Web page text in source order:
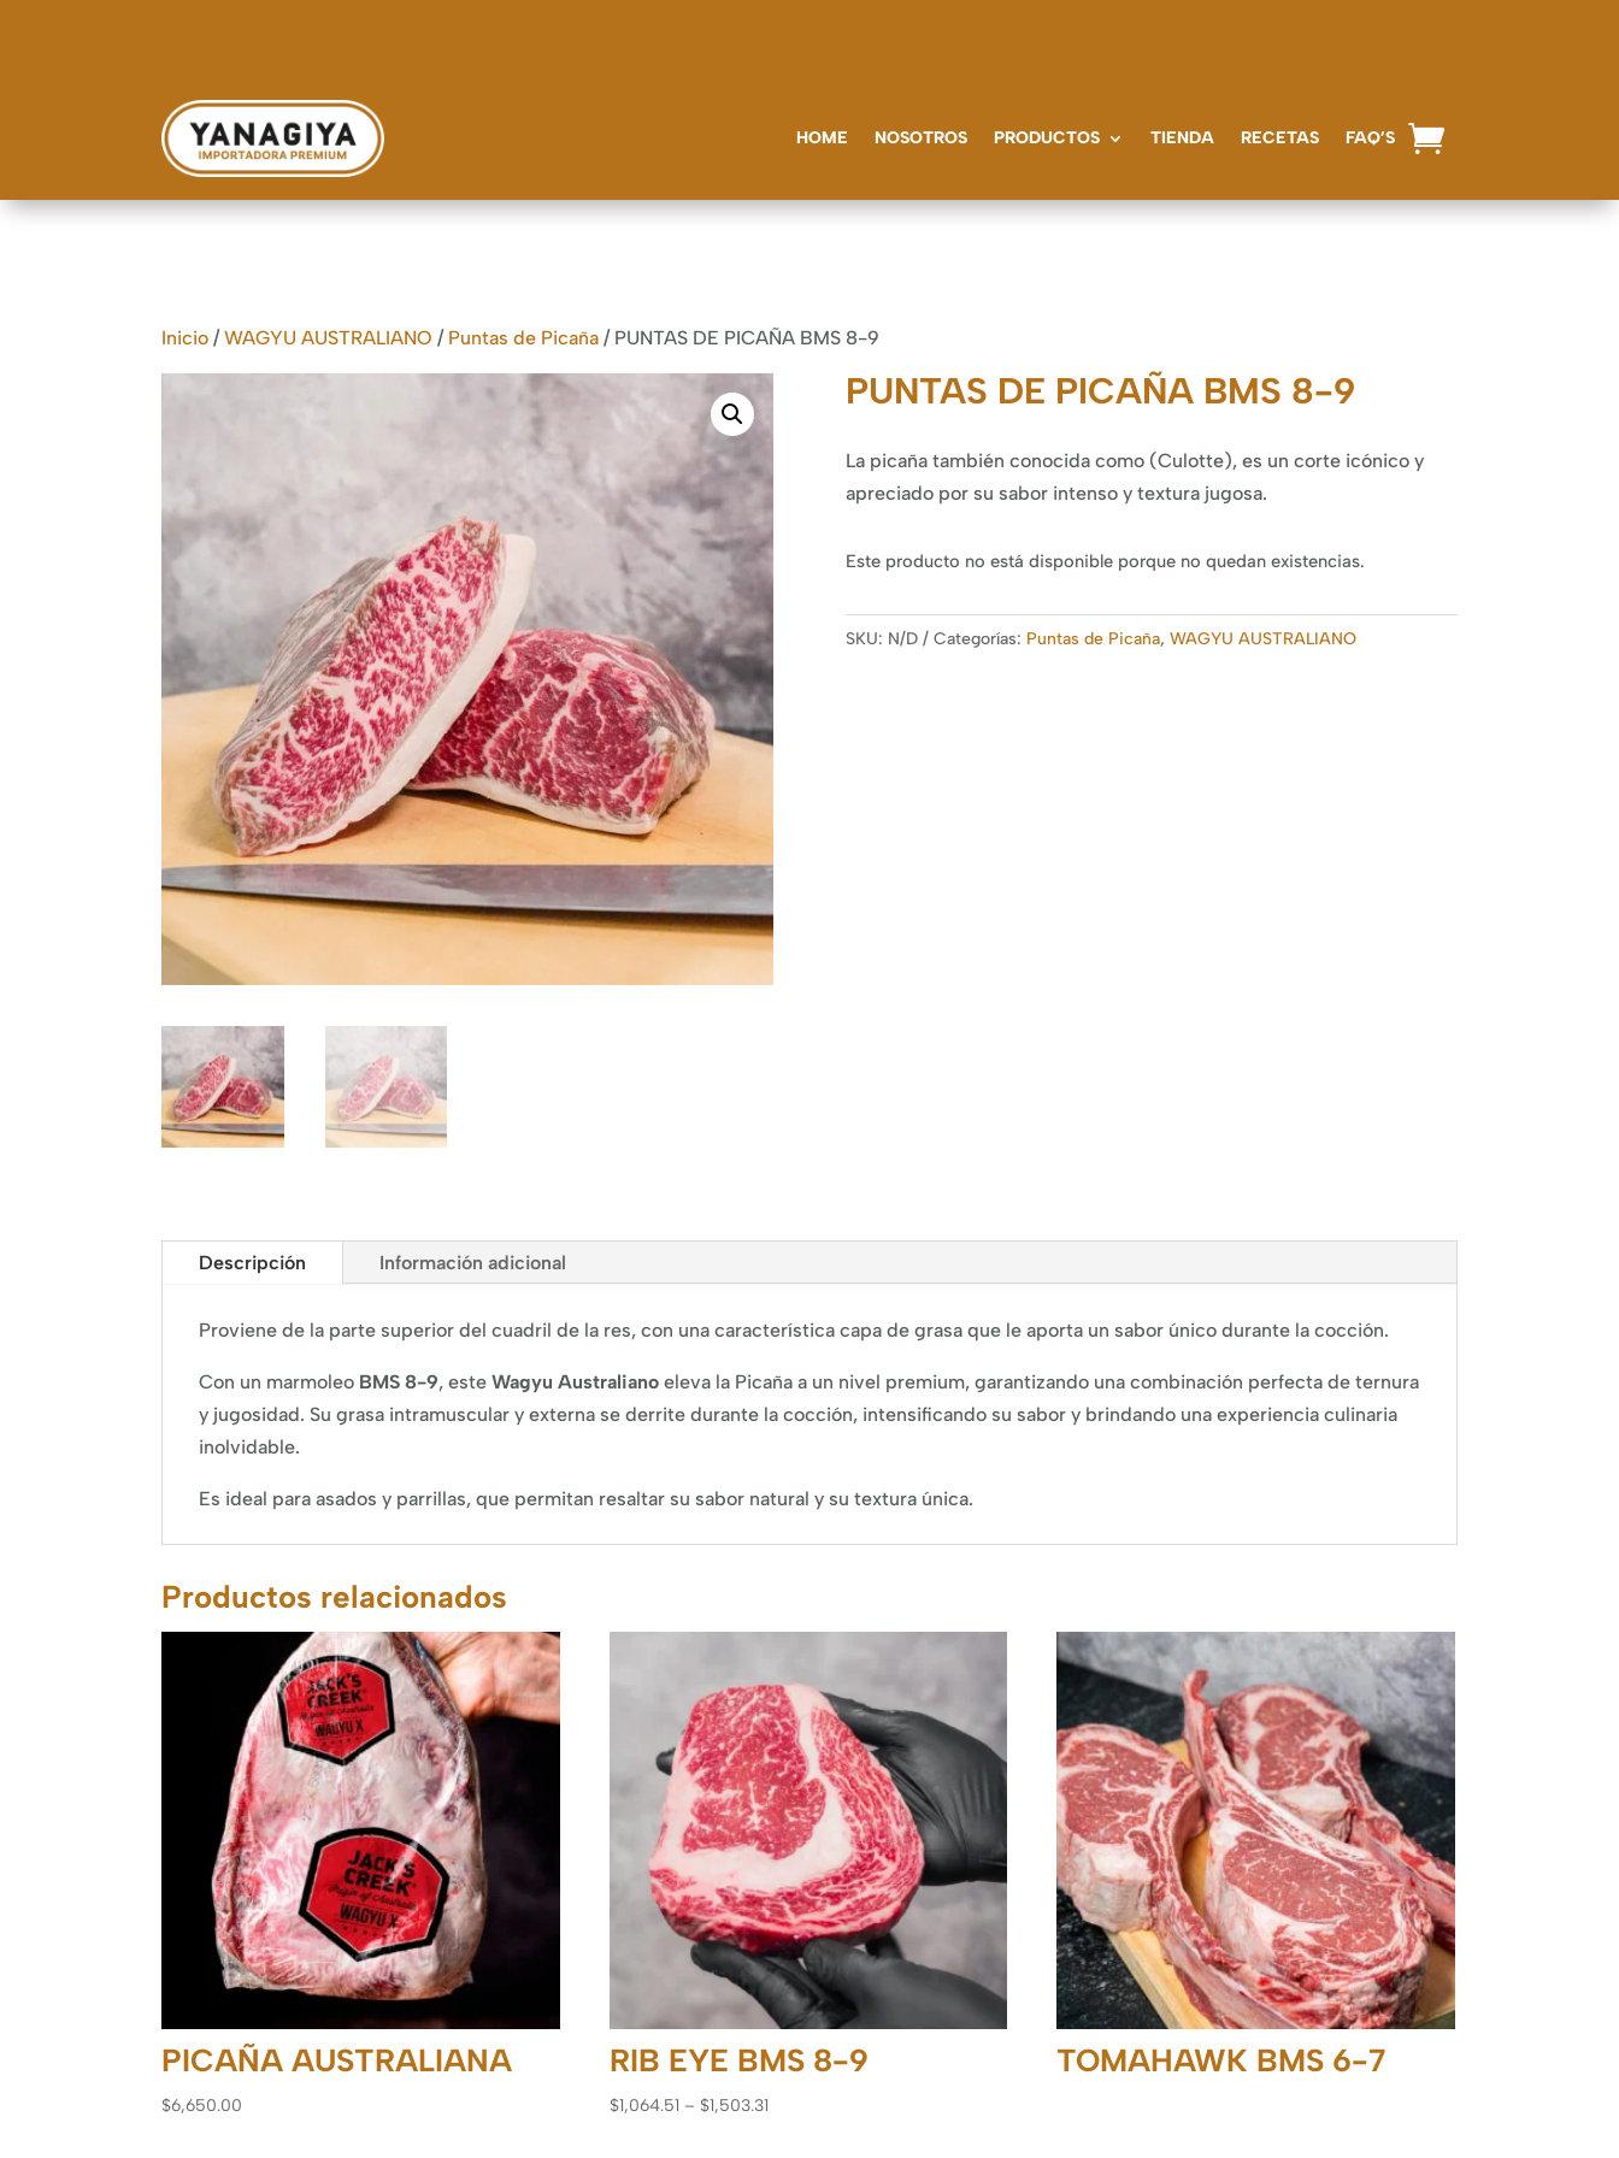
HOME NOSOTROS PRODUCTOS TIENDA RECETAS FAQ’S
Inicio /WAGYU AUSTRALIANO / Puntas de Picaña / PUNTAS DE PICAÑA BMS 8-9
PUNTAS DE PICAÑA BMS 8-9
La picaña también conocida como (Culotte), es un corte icónico y
apreciado por su sabor intenso y textura jugosa.
Este producto no está disponible porque no quedan existencias.
SKU: N/D Categorías: Puntas de Picaña, WAGYU AUSTRALIANO
Descripción Información adicional
Proviene de la parte superior del cuadril de la res, con una característica capa de grasa que le aporta un sabor único durante la cocción.
Con un marmoleo BMS 8-9, esteWagyu Australianoeleva la Picaña a un nivel premium, garantizando una combinación perfecta de ternura
y jugosidad. Su grasa intramuscular y externa se derrite durante la cocción, intensificando su sabor y brindando una experiencia culinaria
inolvidable.
Es ideal para asados y parrillas, que permitan resaltar su sabor natural y su textura única.
Productos relacionados
PICAÑA AUSTRALIANA
$6,650.00
RIB EYE BMS 8-9
$1,064.51 – $1,503.31
TOMAHAWK BMS 6-7